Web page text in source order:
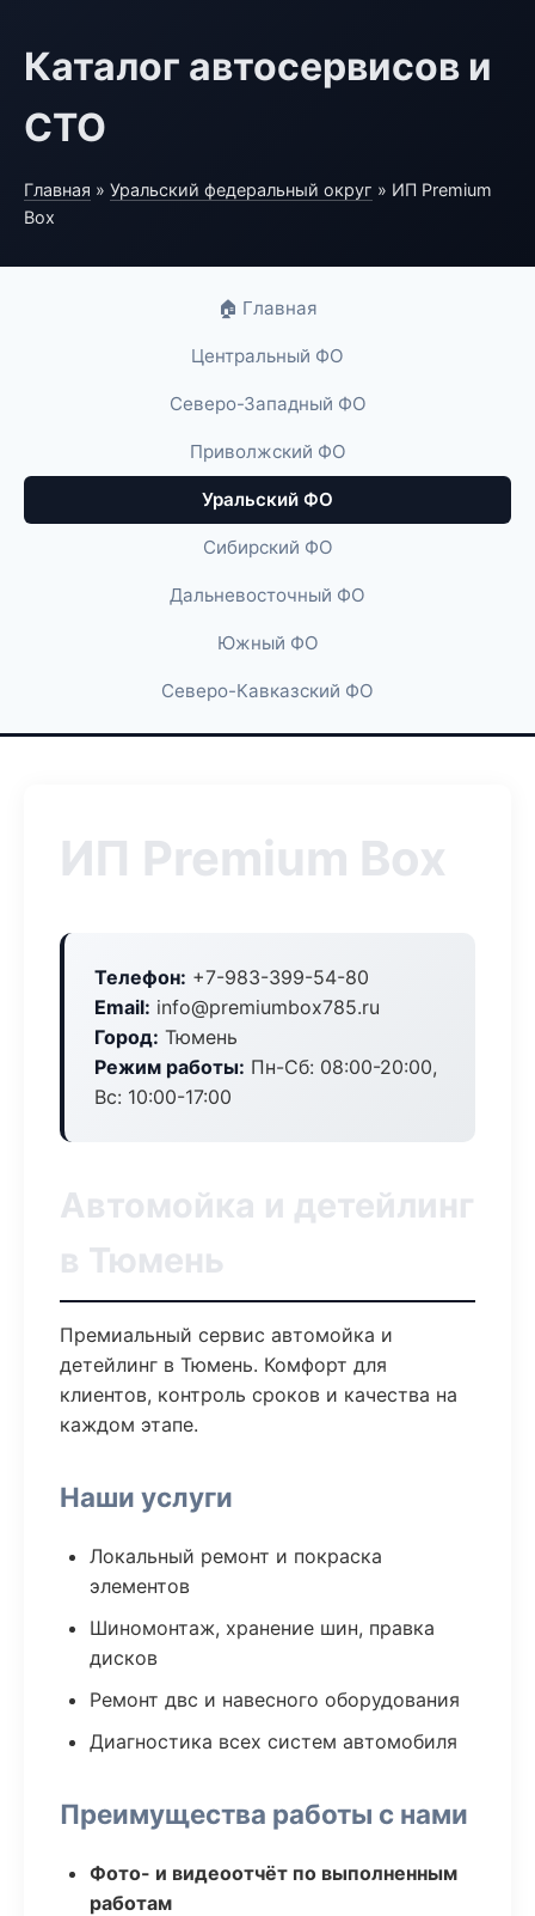
Каталог автосервисов и
СТО
Главная » Уральский федеральный округ » ИП Premium
Box
🏠 Главная
Центральный ФО
Северо-Западный ФО
Приволжский ФО
Уральский ФО
Сибирский ФО
Дальневосточный ФО
Южный ФО
Северо-Кавказский ФО
ИП Premium Box
Телефон: +7-983-399-54-80
Email: info@premiumbox785.ru
Город: Тюмень
Режим работы: Пн-Сб: 08:00-20:00,
Вс: 10:00-17:00
Автомойка и детейлинг
в Тюмень
Премиальный сервис автомойка и
детейлинг в Тюмень. Комфорт для
клиентов, контроль сроков и качества на
каждом этапе.
Наши услуги
Локальный ремонт и покраска
элементов
Шиномонтаж, хранение шин, правка
дисков
Ремонт двс и навесного оборудования
Диагностика всех систем автомобиля
Преимущества работы с нами
Фото- и видеоотчёт по выполненным
работам